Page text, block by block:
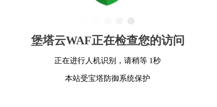
堡塔云WAF正在检查您的访问
正在进行人机识别，请稍等 1秒
本站受宝塔防御系统保护